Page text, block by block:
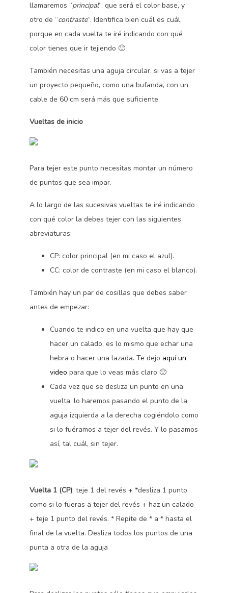
llamaremos “principal“, que será el color base, y
otro de “contraste“. Identifica bien cuál es cuál,
porque en cada vuelta te iré indicando con qué
color tienes que ir tejiendo 🙂
También necesitas una aguja circular, si vas a tejer
un proyecto pequeño, como una bufanda, con un
cable de 60 cm será más que suficiente.
Vueltas de inicio
Para tejer este punto necesitas montar un número
de puntos que sea impar.
A lo largo de las sucesivas vueltas te iré indicando
con qué color la debes tejer con las siguientes
abreviaturas:
CP: color principal (en mi caso el azul).
CC: color de contraste (en mi caso el blanco).
También hay un par de cosillas que debes saber
antes de empezar:
Cuando te indico en una vuelta que hay que
hacer un calado, es lo mismo que echar una
hebra o hacer una lazada. Te dejo aquí un
video para que lo veas más claro 🙂
Cada vez que se desliza un punto en una
vuelta, lo haremos pasando el punto de la
aguja izquierda a la derecha cogiéndolo como
si lo fuéramos a tejer del revés. Y lo pasamos
así, tal cuál, sin tejer.
Vuelta 1 (CP): teje 1 del revés + *desliza 1 punto
como si lo fueras a tejer del revés + haz un calado
+ teje 1 punto del revés. * Repite de * a * hasta el
final de la vuelta. Desliza todos los puntos de una
punta a otra de la aguja